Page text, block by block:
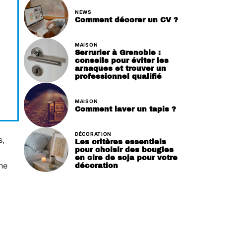
NEWS
Comment décorer un CV ?
MAISON
Serrurier à Grenoble :
conseils pour éviter les
arnaques et trouver un
professionnel qualifié
MAISON
Comment laver un tapis ?
DÉCORATION
Les critères essentiels
pour choisir des bougies
en cire de soja pour votre
décoration